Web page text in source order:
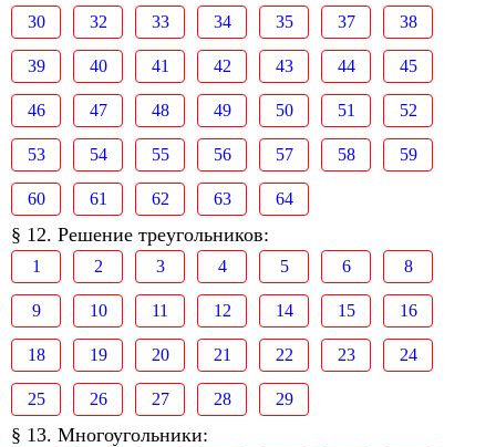
30 32 33 34 35 37 38
39 40 41 42 43 44 45
46 47 48 49 50 51 52
53 54 55 56 57 58 59
60 61 62 63 64
§ 12. Решение треугольников:
1 2 3 4 5 6 8
9 10 11 12 14 15 16
18 19 20 21 22 23 24
25 26 27 28 29
§ 13. Многоугольники: